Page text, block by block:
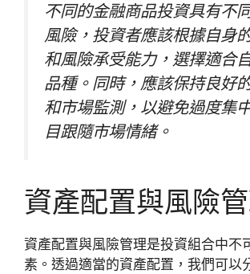
不同的金融商品投資具有不
風險，投資者應該根據自身
和風險承受能力，選擇適合
品種。同時，應該保持良好
和市場監測，以避免過度集
目跟隨市場情緒。
資產配置與風險
資產配置與風險管理是投資組合中不
素。透過適當的資產配置，我們可以